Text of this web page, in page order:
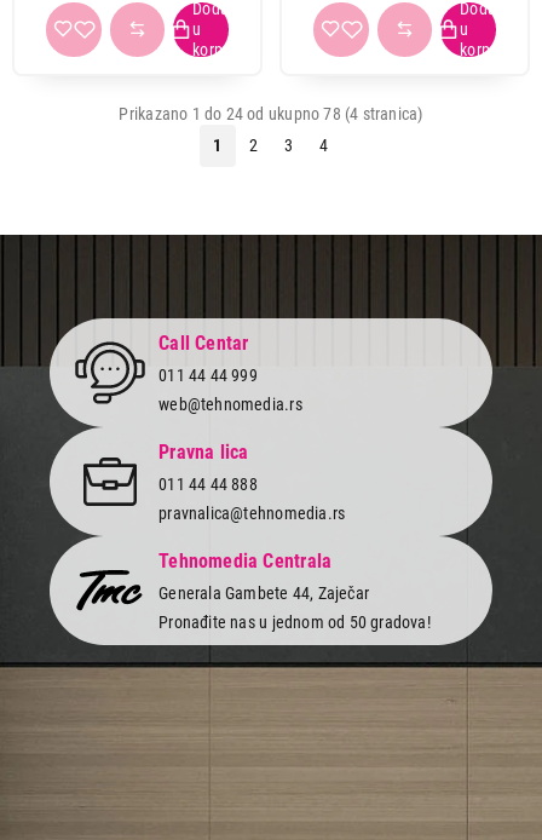
Prikazano 1 do 24 od ukupno 78 (4 stranica)
1
2 3 4
Call Centar
011 44 44 999
web@tehnomedia.rs
Pravna lica
011 44 44 888
pravnalica@tehnomedia.rs
Tehnomedia Centrala
Generala Gambete 44, Zaječar
Pronađite nas u jednom od 50 gradova!